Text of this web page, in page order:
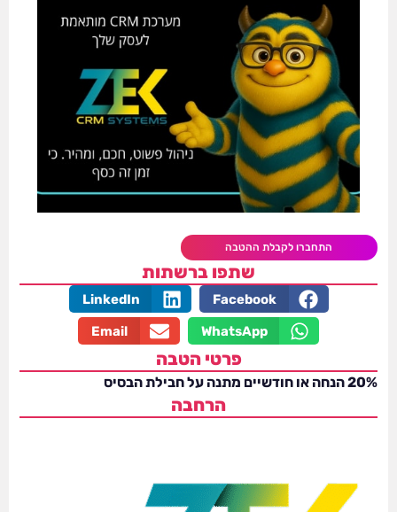
התחברו לקבלת ההטבה
שתפו ברשתות
Facebook
LinkedIn
WhatsApp
Email
פרטי הטבה
20% הנחה או חודשיים מתנה על חבילת הבסיס
הרחבה